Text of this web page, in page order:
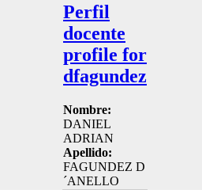
Perfil
docente
profile for
dfagundez
Nombre:
DANIEL
ADRIAN
Apellido:
FAGUNDEZ D
´ANELLO